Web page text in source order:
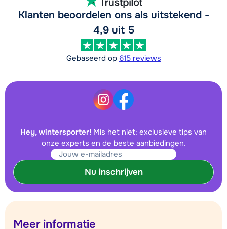
Klanten beoordelen ons als uitstekend -
4,9 uit 5
Gebaseerd op 615 reviews
Hey, wintersporter! Mis het niet: exclusieve tips van
onze experts en de beste aanbiedingen.
Nu inschrijven
Meer informatie